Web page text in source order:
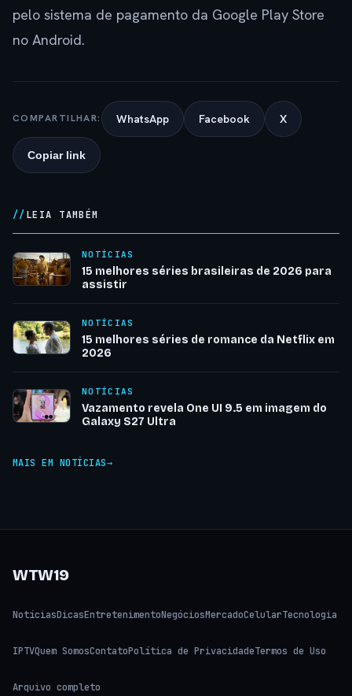
pelo sistema de pagamento da Google Play Store
no Android.
COMPARTILHAR: WhatsApp Facebook X
Copiar link
LEIA TAMBÉM
NOTÍCIAS
15 melhores séries brasileiras de 2026 para
assistir
NOTÍCIAS
15 melhores séries de romance da Netflix em
2026
NOTÍCIAS
Vazamento revela One UI 9.5 em imagem do
Galaxy S27 Ultra
MAIS EM NOTÍCIAS
WTW19
NotíciasDicasEntretenimentoNegóciosMercadoCelularTecnologia
IPTVQuem SomosContatoPolítica de PrivacidadeTermos de Uso
Arquivo completo